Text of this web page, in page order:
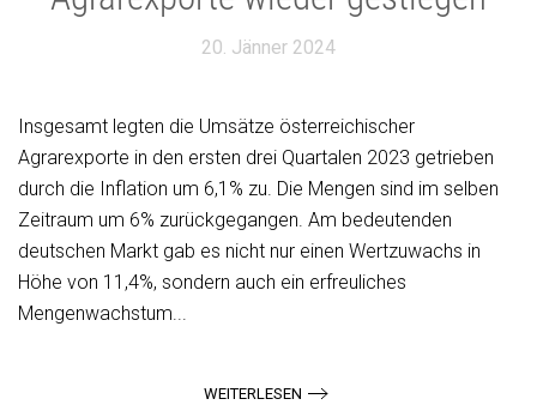
20. Jänner 2024
Insgesamt legten die Umsätze österreichischer
Agrarexporte in den ersten drei Quartalen 2023 getrieben
durch die Inflation um 6,1% zu. Die Mengen sind im selben
Zeitraum um 6% zurückgegangen. Am bedeutenden
deutschen Markt gab es nicht nur einen Wertzuwachs in
Höhe von 11,4%, sondern auch ein erfreuliches
Mengenwachstum...
WEITERLESEN